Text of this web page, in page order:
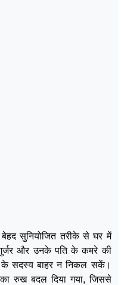
सुनियोजित तरीके से घर में
और उनके पति के कमरे की
के सदस्य बाहर न निकल सकें।
रुख बदल दिया गया, जिससे